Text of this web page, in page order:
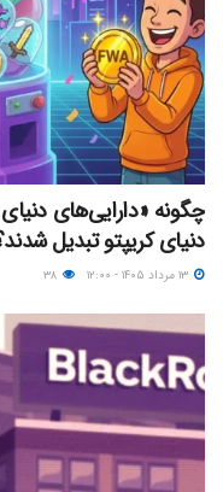
چگونه «دارایی‌های
دنیای کریپتو تبدیل